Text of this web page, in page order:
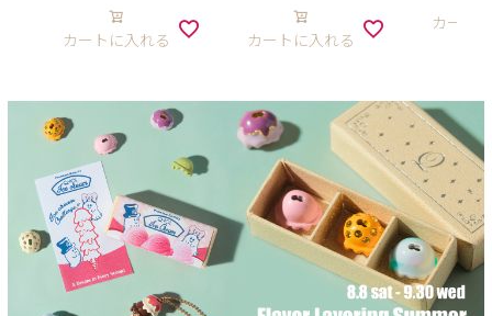
カートに入れる カートに入れる
カート